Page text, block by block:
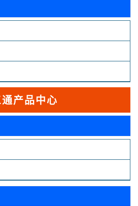
产品中心